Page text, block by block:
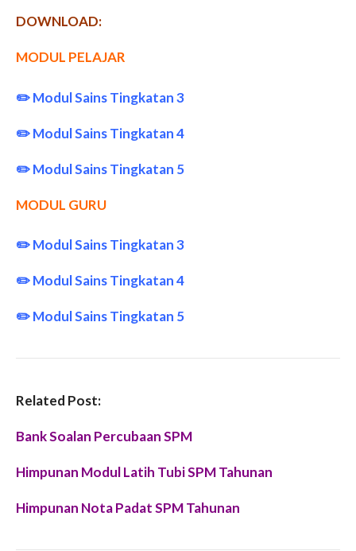
DOWNLOAD:
MODUL PELAJAR
✏️Modul Sains Tingkatan 3
✏️Modul Sains Tingkatan 4
✏️Modul Sains Tingkatan 5
MODUL GURU
✏️Modul Sains Tingkatan 3
✏️Modul Sains Tingkatan 4
✏️Modul Sains Tingkatan 5
Related Post:
Bank Soalan Percubaan SPM
Himpunan Modul Latih Tubi SPM Tahunan
Himpunan Nota Padat SPM Tahunan